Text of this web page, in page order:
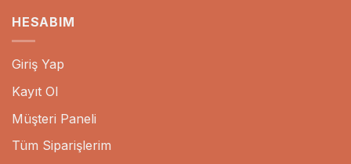
HESABIM
Giriş Yap
Kayıt Ol
Müşteri Paneli
Tüm Siparişlerim